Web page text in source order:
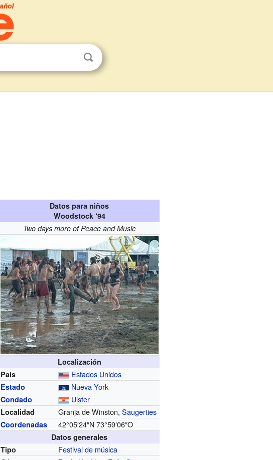
Datos para niños
Woodstock ‘94
Two days more of Peace and Music
Localización
País
Estados Unidos
Estado Nueva York
Condado Ulster
Localidad Granja de Winston,Saugerties
Coordenadas 42°05′24″N 73°59′06″O
Datos generales
Tipo
Festival de música